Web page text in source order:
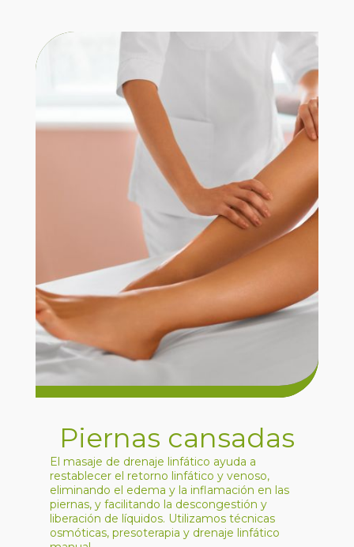
Piernas cansadas
El masaje de drenaje linfático ayuda a
restablecer el retorno linfático y venoso,
eliminando el edema y la inflamación en las
piernas, y facilitando la descongestión y
liberación de líquidos. Utilizamos técnicas
osmóticas, presoterapia y drenaje linfático